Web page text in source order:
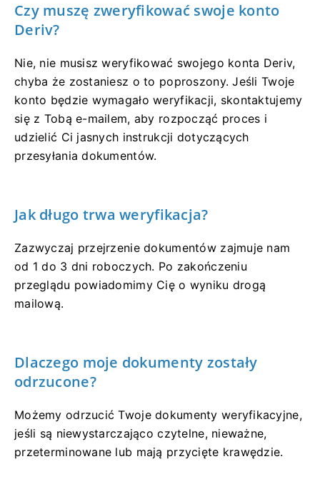
Czy muszę zweryfikować swoje konto
Deriv?
Nie, nie musisz weryfikować swojego konta Deriv,
chyba że zostaniesz o to poproszony. Jeśli Twoje
konto będzie wymagało weryfikacji, skontaktujemy
się z Tobą e-mailem, aby rozpocząć proces i
udzielić Ci jasnych instrukcji dotyczących
przesyłania dokumentów.
Jak długo trwa weryfikacja?
Zazwyczaj przejrzenie dokumentów zajmuje nam
od 1 do 3 dni roboczych. Po zakończeniu
przeglądu powiadomimy Cię o wyniku drogą
mailową.
Dlaczego moje dokumenty zostały
odrzucone?
Możemy odrzucić Twoje dokumenty weryfikacyjne,
jeśli są niewystarczająco czytelne, nieważne,
przeterminowane lub mają przycięte krawędzie.